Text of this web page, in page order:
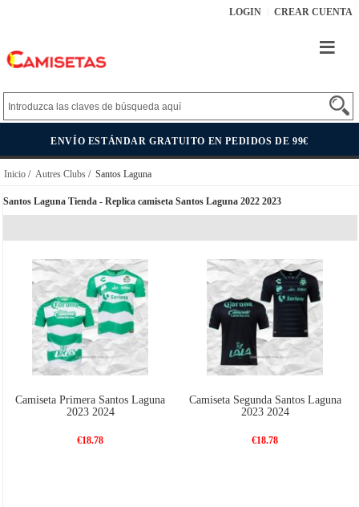
LOGIN CREAR CUENTA
ENVÍO ESTÁNDAR GRATUITO EN PEDIDOS DE 99€
Inicio / Autres Clubs / Santos Laguna
Santos Laguna Tienda - Replica camiseta Santos Laguna 2022 2023
Camiseta Primera Santos Laguna
2023 2024
€18.78
Camiseta Segunda Santos Laguna
2023 2024
€18.78